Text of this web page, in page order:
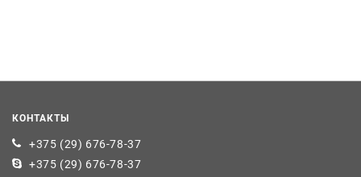
КОНТАКТЫ
+375 (29) 676-78-37
+375 (29) 676-78-37